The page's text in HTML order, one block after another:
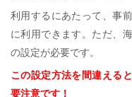
利用するにあたって、事
に利用できます。ただ、
の設定が必要です。
この設定方法を間違える
要注意です！